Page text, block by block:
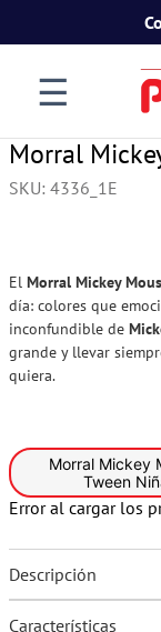
☰
Morral
SKU: 4336_1E
El Morral Mickey
día: colores que
inconfundible de
grande y llevar
quiera.
Morral Mickey Mouse
Tween
Error al cargar los
Descripción
Características